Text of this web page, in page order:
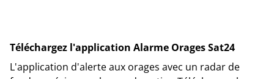
Téléchargez l'application Alarme Orages Sat24
L'application d'alerte aux orages avec un radar de